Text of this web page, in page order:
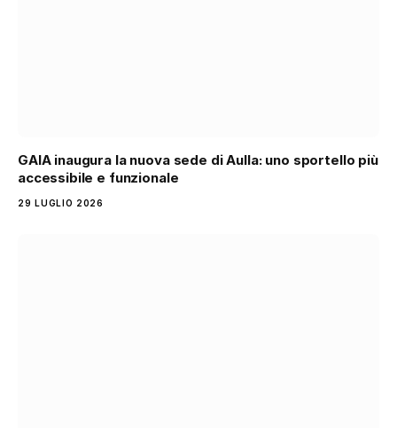
GAIA inaugura la nuova sede di Aulla: uno sportello più
accessibile e funzionale
29 LUGLIO 2026